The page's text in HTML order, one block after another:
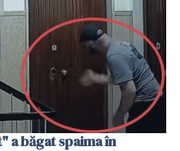
a băgat spaima în